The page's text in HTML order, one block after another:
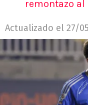
remontazo al
Actualizado el 27/